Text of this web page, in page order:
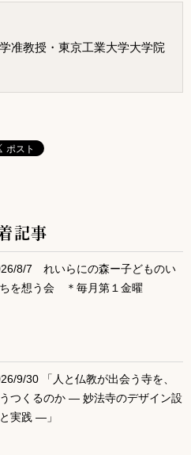
准教授・東京工業大学大学院
記事
8/7 れいらにの森ー子どものい
を想う会 ＊毎月第１金曜
9/30 「人と仏教が出会う寺を、
つくるのか ― 妙法寺のデザイン設
実践 ―」